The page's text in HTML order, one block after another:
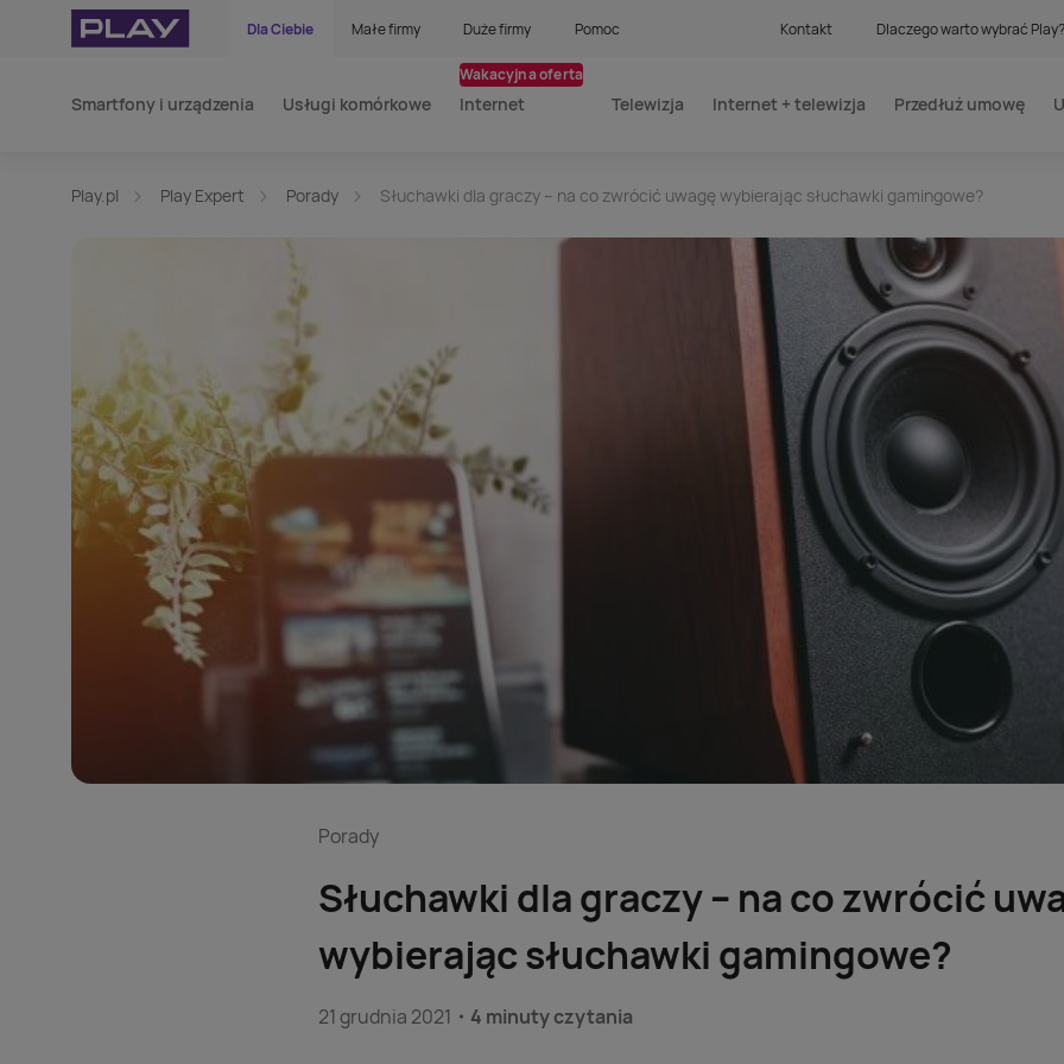
Dla Ciebie Małe firmy Duże firmy Pomoc Kontakt Dlaczego warto wybrać Play?
Smartfony i urządzenia Usługi komórkowe Internet
Wakacyjna oferta
Telewizja Internet + telewizja Przedłuż umowę
Play.pl Play Expert Porady Słuchawki dla graczy – na co zwrócić uwagę wybierając słuchawki gamingowe?
Porady
Słuchawki dla graczy – na co zwrócić
wybierając słuchawki gamingowe?
21 grudnia 2021 4 minuty czytania